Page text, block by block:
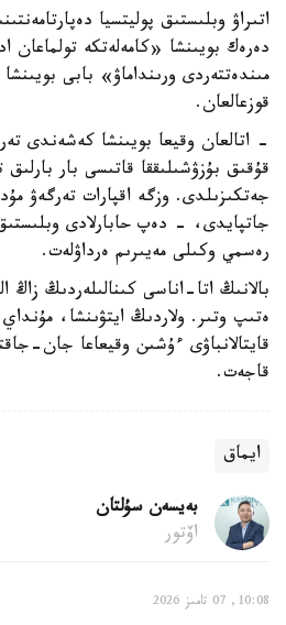
اتىراۋ وبلىستىق پوليتسيا
دەرەك بويىنشا «كامەلەتكە تولماعان
مىندەتتەردى ورىنداماۋ» بابى
قوزعالعان.
- اتالعان وقيعا بويىنشا كەشەندى
قۇقىق بۇزۋشىلىققا قاتىسى بار بارلىق
جەتكىزىلدى. وزگە اقپارات تەرگەۋ
جاتپايدى، - دەپ حابارلادى وبلىستىق
رەسمي وكىلى مەيىرىم ەرداۋلەت.
بالانىڭ اتا-اناسى كىنالىلەردىڭ زاڭ
ەتىپ وتىر. ولاردىڭ ايتۋىنشا، مۇنداي
قايتالانباۋى ءۇشىن وقيعاعا جان-
قاجەت.
ايماق
بەيسەن سۇلتان
اۆتور
10:08, 07 تامىز 2026